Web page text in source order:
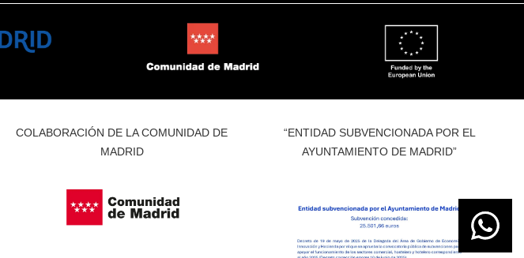
COLABORACIÓN DE LA COMUNIDAD DE
MADRID
“ENTIDAD SUBVENCIONADA POR EL
AYUNTAMIENTO DE MADRID”